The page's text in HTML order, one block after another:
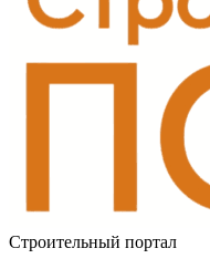
Строительный портал